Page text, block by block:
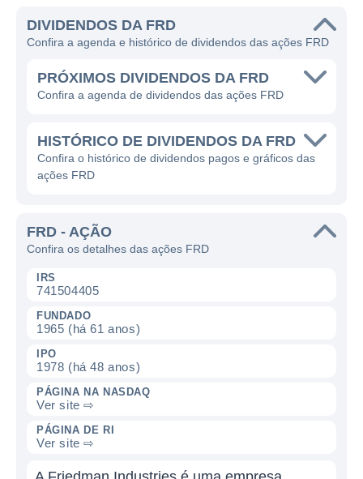
DIVIDENDOS DA FRD
Confira a agenda e histórico de dividendos das ações FRD
PRÓXIMOS DIVIDENDOS DA FRD
Confira a agenda de dividendos das ações FRD
HISTÓRICO DE DIVIDENDOS DA FRD
Confira o histórico de dividendos pagos e gráficos das
ações FRD
FRD - AÇÃO
Confira os detalhes das ações FRD
IRS
741504405
FUNDADO
1965 (há 61 anos)
IPO
1978 (há 48 anos)
PÁGINA NA NASDAQ
Ver site ⇨
PÁGINA DE RI
Ver site ⇨